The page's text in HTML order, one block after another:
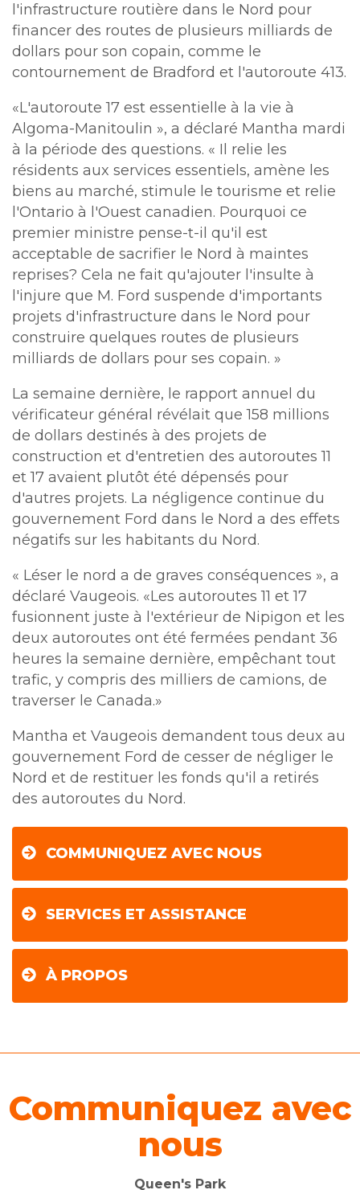
l'infrastructure routière dans le Nord pour
financer des routes de plusieurs milliards de
dollars pour son copain, comme le
contournement de Bradford et l'autoroute 413.
«L'autoroute 17 est essentielle à la vie à
Algoma-Manitoulin », a déclaré Mantha mardi
à la période des questions. « Il relie les
résidents aux services essentiels, amène les
biens au marché, stimule le tourisme et relie
l'Ontario à l'Ouest canadien. Pourquoi ce
premier ministre pense-t-il qu'il est
acceptable de sacrifier le Nord à maintes
reprises? Cela ne fait qu'ajouter l'insulte à
l'injure que M. Ford suspende d'importants
projets d'infrastructure dans le Nord pour
construire quelques routes de plusieurs
milliards de dollars pour ses copain. »
La semaine dernière, le rapport annuel du
vérificateur général révélait que 158 millions
de dollars destinés à des projets de
construction et d'entretien des autoroutes 11
et 17 avaient plutôt été dépensés pour
d'autres projets. La négligence continue du
gouvernement Ford dans le Nord a des effets
négatifs sur les habitants du Nord.
« Léser le nord a de graves conséquences », a
déclaré Vaugeois. «Les autoroutes 11 et 17
fusionnent juste à l'extérieur de Nipigon et les
deux autoroutes ont été fermées pendant 36
heures la semaine dernière, empêchant tout
trafic, y compris des milliers de camions, de
traverser le Canada.»
Mantha et Vaugeois demandent tous deux au
gouvernement Ford de cesser de négliger le
Nord et de restituer les fonds qu'il a retirés
des autoroutes du Nord.
COMMUNIQUEZ AVEC NOUS
SERVICES ET ASSISTANCE
À PROPOS
Communiquez avec
nous
Queen's Park